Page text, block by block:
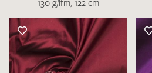
130 g/lfm, 122 cm